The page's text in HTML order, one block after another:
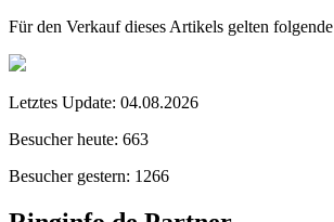
Für den Verkauf dieses Artikels gelten folgende
Letztes Update: 04.08.2026
Besucher heute: 663
Besucher gestern: 1266